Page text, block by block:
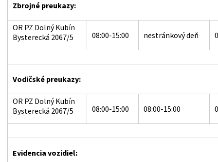
Zbrojné preukazy:
OR PZ Dolný Kubín
Bysterecká 2067/5
08:00-15:00 nestránkový deň
Vodičské preukazy:
OR PZ Dolný Kubín
Bysterecká 2067/5
08:00-15:00 08:00-15:00
Evidencia vozidiel: